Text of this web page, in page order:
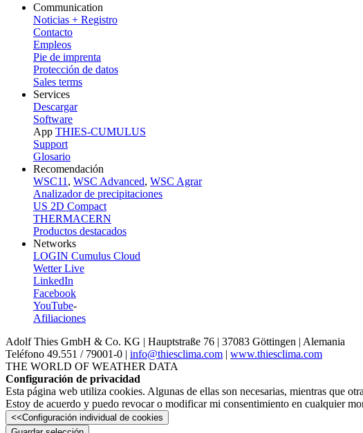
Communication
Noticias + Registro
Contacto
Empleos
Pie de imprenta
Protección de datos
Sales terms
Services
Descargar
Software
App THIES-CUMULUS
Support
Glosario
Recomendación
WSC11 , WSC Advanced, WSC Agrar
Analizador de precipitaciones
US 2D Compact
THERMACERN
Productos destacados
Networks
LOGIN Cumulus Cloud
Wetter Live
LinkedIn
Facebook
YouTube-
Afiliaciones
Adolf Thies GmbH & Co. KG | Hauptstraße 76 | 37083 Göttingen | Alemania
Teléfono 49.551 /­ 79001-0 | info@thiesclima.com | www.thiesclima.com
THE WORLD OF WEATHER DATA
Configuración de privacidad
Esta página web utiliza cookies. Algunas de ellas son necesarias, mientras que
Estoy de acuerdo y puedo revocar o modificar mi consentimiento en cualquier
<<Configuración individual de cookies